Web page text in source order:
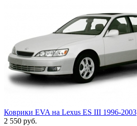
Коврики EVA на Lexus ES III 1996-2003
2 550 руб.